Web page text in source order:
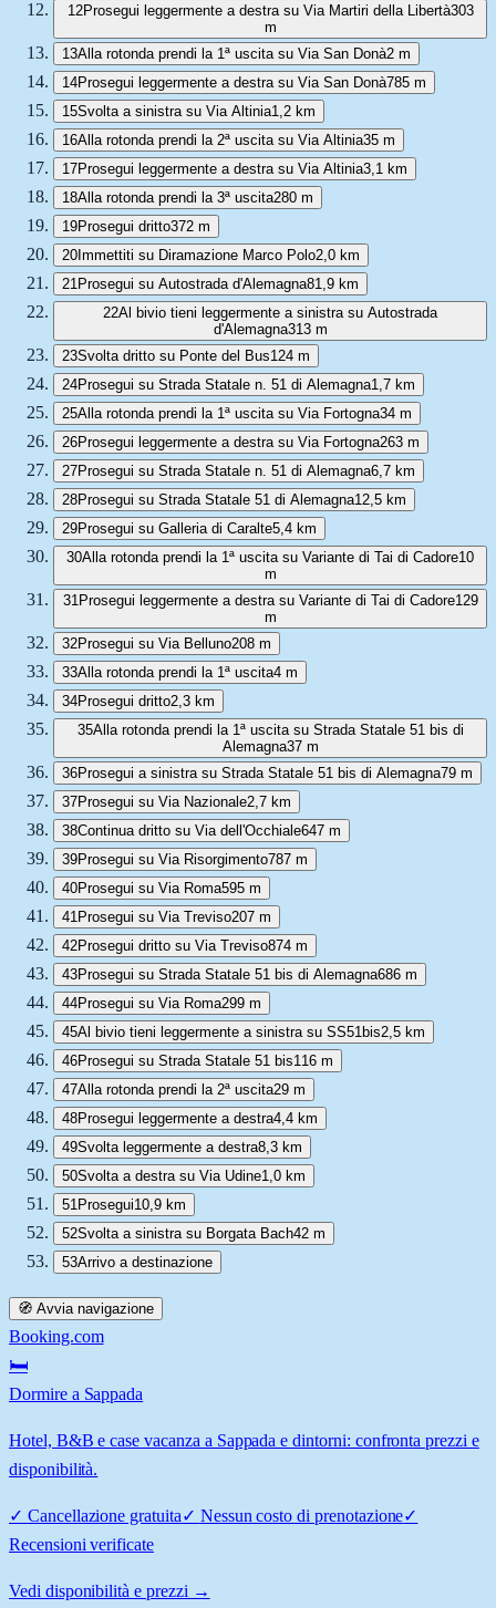
12Prosegui leggermente a destra su Via Martiri della Libertà303
m
13Alla rotonda prendi la 1ª uscita su Via San Donà2 m
14Prosegui leggermente a destra su Via San Donà785 m
15Svolta a sinistra su Via Altinia1,2 km
16Alla rotonda prendi la 2ª uscita su Via Altinia35 m
17Prosegui leggermente a destra su Via Altinia3,1 km
18Alla rotonda prendi la 3ª uscita280 m
19Prosegui dritto372 m
20Immettiti su Diramazione Marco Polo2,0 km
21 Prosegui su Autostrada d'Alemagna81,9 km
22Al bivio tieni leggermente a sinistra su Autostrada
d'Alemagna313 m
23Svolta dritto su Ponte del Bus124 m
24Prosegui su Strada Statale n. 51 di Alemagna1,7 km
25Alla rotonda prendi la 1ª uscita su Via Fortogna34 m
26Prosegui leggermente a destra su Via Fortogna263 m
27Prosegui su Strada Statale n. 51 di Alemagna6,7 km
28Prosegui su Strada Statale 51 di Alemagna12,5 km
29Prosegui su Galleria di Caralte5,4 km
30Alla rotonda prendi la 1ª uscita su Variante di Tai di Cadore10
m
31 Prosegui leggermente a destra su Variante di Tai di Cadore129
m
32Prosegui su Via Belluno208 m
33Alla rotonda prendi la 1ª uscita4 m
34Prosegui dritto2,3 km
35Alla rotonda prendi la 1ª uscita su Strada Statale 51 bis di
Alemagna37 m
36Prosegui a sinistra su Strada Statale 51 bis di Alemagna79 m
37Prosegui su Via Nazionale2,7 km
38Continua dritto su Via dell'Occhiale647 m
39Prosegui su Via Risorgimento787 m
40Prosegui su Via Roma595 m
41 Prosegui su Via Treviso207 m
42Prosegui dritto su Via Treviso874 m
43Prosegui su Strada Statale 51 bis di Alemagna686 m
44Prosegui su Via Roma299 m
45Al bivio tieni leggermente a sinistra su SS51bis2,5 km
46Prosegui su Strada Statale 51 bis116 m
47Alla rotonda prendi la 2ª uscita29 m
48Prosegui leggermente a destra4,4 km
49Svolta leggermente a destra8,3 km
50Svolta a destra su Via Udine1,0 km
51 Prosegui10,9 km
52Svolta a sinistra su Borgata Bach42 m
53Arrivo a destinazione
🧭 Avvia navigazione
Booking.com
🛏️
Dormire a Sappada
Hotel, B&B e case vacanza a Sappada e dintorni: confronta prezzi e
disponibilità.
✓ Cancellazione gratuita✓ Nessun costo di prenotazione✓
Recensioni verificate
Vedi disponibilità e prezzi →